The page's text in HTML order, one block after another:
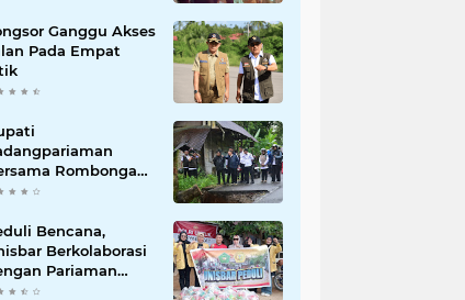
Ganggu Akses
Pada Empat
Rombongan
Aspirasi
Bencana,
Berkolaborasi
Pariaman
Power